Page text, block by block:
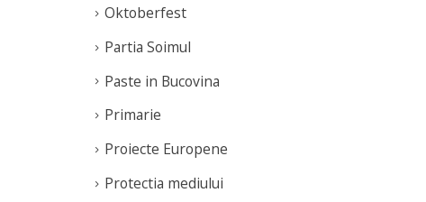
Oktoberfest
Partia Soimul
Paste in Bucovina
Primarie
Proiecte Europene
Protectia mediului